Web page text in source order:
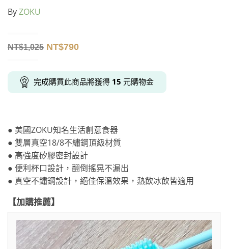
ByZOKU
NT$1,025 NT$790
完成購買此商品將獲得 15 元購物金
● 美國ZOKU知名生活創意食器
● 雙層真空18/8不繡鋼頂級材質
● 高強度矽膠密封設計
● 便利杯口設計，翻倒搖晃不漏出
● 真空不鏽鋼設計，絕佳保溫效果，熱飲冰飲皆適用
【加購推薦】